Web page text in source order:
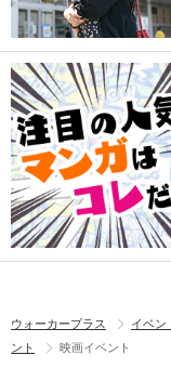
ウォーカープラス イベン
ント
映画イベント